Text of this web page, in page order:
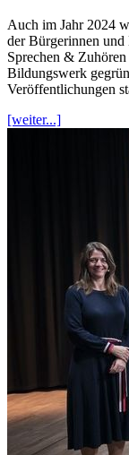
Auch im Jahr 2024
der Bürgerinnen
Sprechen &
Bildungswerk
Veröffentlichungen
[weiter...]